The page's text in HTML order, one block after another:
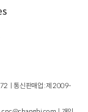
ㅣ통신판매업 : 제 2009-